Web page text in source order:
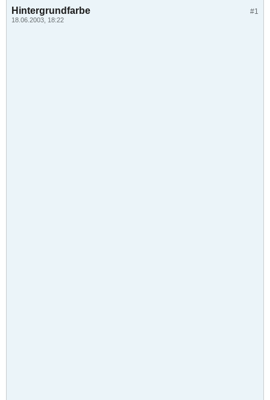
#1
Hintergrundfarbe
18.06.2003, 18:22